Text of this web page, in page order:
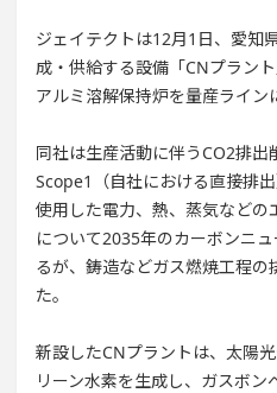
ジェイテクトは12月1日、愛知
成・供給する設備「CNプラン
アルミ溶解保持炉を量産ライン
同社は生産活動に伴うCO2排出
Scope1（自社における直接排
使用した電力、熱、蒸気などの
について2035年のカーボンニ
るが、鋳造などガス燃焼工程の
た。
新設したCNプラントは、太陽
リーン水素を生成し、ガスボ